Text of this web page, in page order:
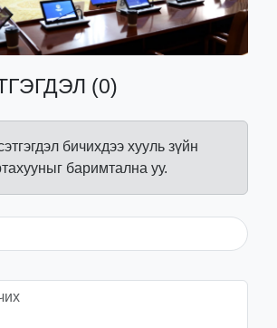
(0)
бичихдээ хууль зүйн
баримтална уу.